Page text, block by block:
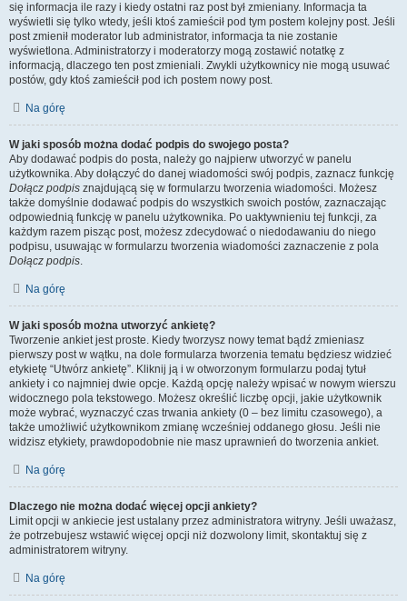
się informacja ile razy i kiedy ostatni raz post był zmieniany. Informacja ta
wyświetli się tylko wtedy, jeśli ktoś zamieścił pod tym postem kolejny post. Jeśli
post zmienił moderator lub administrator, informacja ta nie zostanie
wyświetlona. Administratorzy i moderatorzy mogą zostawić notatkę z
informacją, dlaczego ten post zmieniali. Zwykli użytkownicy nie mogą usuwać
postów, gdy ktoś zamieścił pod ich postem nowy post.
Na górę
W jaki sposób można dodać podpis do swojego posta?
Aby dodawać podpis do posta, należy go najpierw utworzyć w panelu
użytkownika. Aby dołączyć do danej wiadomości swój podpis, zaznacz funkcję
Dołącz podpis znajdującą się w formularzu tworzenia wiadomości. Możesz
także domyślnie dodawać podpis do wszystkich swoich postów, zaznaczając
odpowiednią funkcję w panelu użytkownika. Po uaktywnieniu tej funkcji, za
każdym razem pisząc post, możesz zdecydować o niedodawaniu do niego
podpisu, usuwając w formularzu tworzenia wiadomości zaznaczenie z pola
Dołącz podpis.
Na górę
W jaki sposób można utworzyć ankietę?
Tworzenie ankiet jest proste. Kiedy tworzysz nowy temat bądź zmieniasz
pierwszy post w wątku, na dole formularza tworzenia tematu będziesz widzieć
etykietę “Utwórz ankietę”. Kliknij ją i w otworzonym formularzu podaj tytuł
ankiety i co najmniej dwie opcje. Każdą opcję należy wpisać w nowym wierszu
widocznego pola tekstowego. Możesz określić liczbę opcji, jakie użytkownik
może wybrać, wyznaczyć czas trwania ankiety (0 – bez limitu czasowego), a
także umożliwić użytkownikom zmianę wcześniej oddanego głosu. Jeśli nie
widzisz etykiety, prawdopodobnie nie masz uprawnień do tworzenia ankiet.
Na górę
Dlaczego nie można dodać więcej opcji ankiety?
Limit opcji w ankiecie jest ustalany przez administratora witryny. Jeśli uważasz,
że potrzebujesz wstawić więcej opcji niż dozwolony limit, skontaktuj się z
administratorem witryny.
Na górę